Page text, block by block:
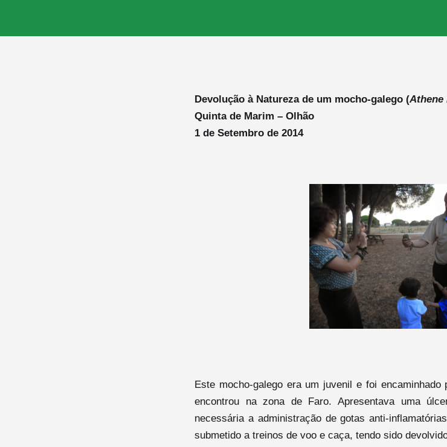
Devolução à Natureza de um mocho-galego (Athene
Quinta de Marim – Olhão
1 de Setembro de 2014
Este mocho-galego era um juvenil e foi
encontrou na zona de Faro. Apresentava uma
necessária a administração de gotas anti-
submetido a treinos de voo e caça, tendo sido